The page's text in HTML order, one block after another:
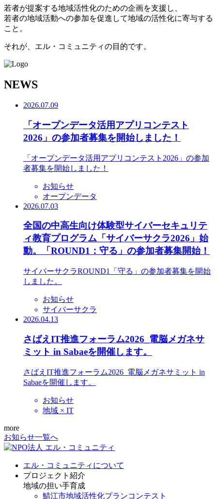
若者が提案する地域活性化のための企画を支援し、
若者の地域活動への参加を促進して地域の活性化に寄与する
こと。
それが、エル・コミュニティの目的です。
NEWS
2026.07.09
「オープンデータ活用アプリコンテスト
2026」の参加者募集を開始しました！
「オープンデータ活用アプリコンテスト2026」の参加
者募集を開始しました！
お知らせ
オープンデータ
2026.07.03
全国の中高生向け体験型サイバーセキュリテ
ィ教育プログラム「サイバーサクラ2026」始
動。「ROUND1：守る」の参加者募集開始！
サイバーサクラROUND1「守る」の参加者募集を開始
しました。
お知らせ
サイバーサクラ
2026.04.13
さばえIT推進フォーラム2026_電脳メガネサ
ミット in Sabaeを開催します。
さばえIT推進フォーラム2026_電脳メガネサミット in
Sabaeを開催します。
お知らせ
地域 × IT
more
お知らせ一覧へ
エル・コミュニティについて
プロジェクト紹介
地域の担い手育成
鯖江市地域活性化プランコンテスト